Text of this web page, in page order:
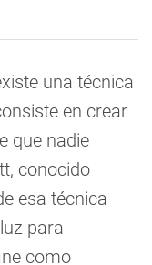
una técnica
en crear
que nadie
conocido
esa técnica
para
como